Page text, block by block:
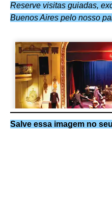
Reserve visitas guiadas,
Buenos Aires pelo nosso
Salve essa imagem no